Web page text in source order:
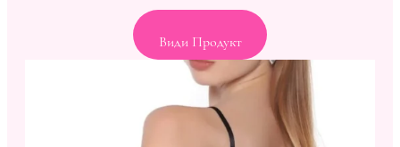
Види Продукт